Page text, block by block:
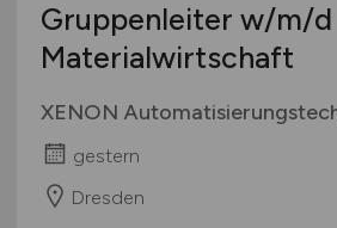
Gruppenleiter w/m/d
Materialwirtschaft
XENON
gestern
Dresden